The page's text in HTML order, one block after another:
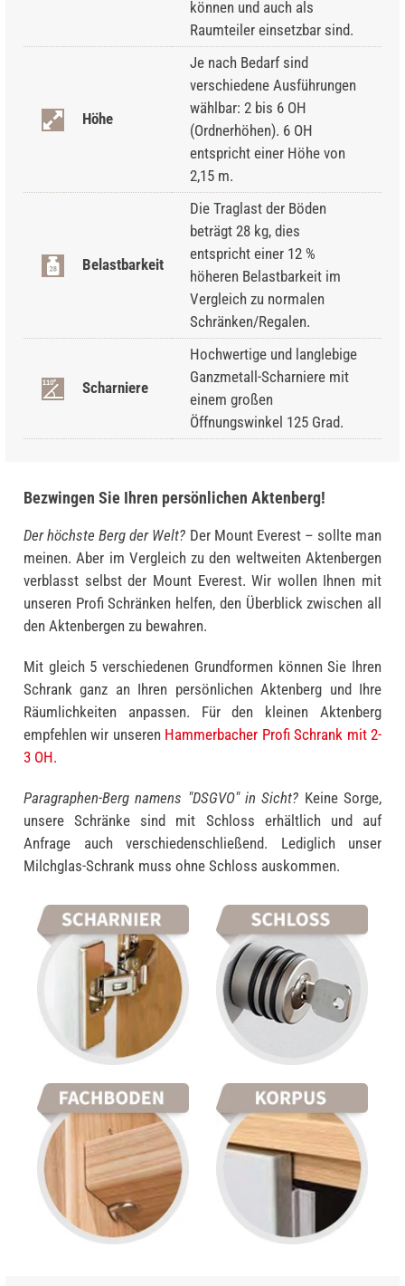
können und auch als
Raumteiler einsetzbar sind.
Höhe
Je nach Bedarf sind
verschiedene Ausführungen
wählbar: 2 bis 6 OH
(Ordnerhöhen). 6 OH
entspricht einer Höhe von
2,15 m.
Belastbarkeit
Die Traglast der Böden
beträgt 28 kg, dies
entspricht einer 12 %
höheren Belastbarkeit im
Vergleich zu normalen
Schränken/Regalen.
Scharniere
Hochwertige und langlebige
Ganzmetall-Scharniere mit
einem großen
Öffnungswinkel 125 Grad.
Bezwingen Sie Ihren persönlichen Aktenberg!
Der höchste Berg der Welt? Der Mount Everest – sollte man
meinen. Aber im Vergleich zu den weltweiten Akten­bergen
verblasst selbst der Mount Everest. Wir wollen Ihnen mit
unseren Profi Schränken helfen, den Überblick zwischen all
den Aktenbergen zu bewahren.
Mit gleich 5 verschiedenen Grundformen können Sie Ihren
Schrank ganz an Ihren persönlichen Aktenberg und Ihre
Räumlichkeiten anpassen. Für den kleinen Aktenberg
empfehlen wir unseren Hammerbacher Profi Schrank mit 2-
3 OH.
Paragraphen-Berg namens "DSGVO" in Sicht? Keine Sorge,
unsere Schränke sind mit Schloss erhältlich und auf
Anfrage auch verschiedenschließend. Lediglich unser
Milchglas-Schrank muss ohne Schloss auskommen.